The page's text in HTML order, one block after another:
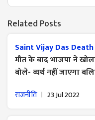
Related Posts
Saint Vijay Das
मौत के बाद भाजपा ने खोला
बोले- व्यर्थ नहीं जाएगा
राजनीति 23 Jul 2022